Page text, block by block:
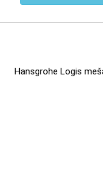
Hansgrohe Logis